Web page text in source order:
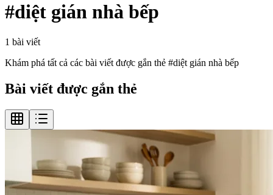
#diệt gián nhà bếp
1 bài viết
Khám phá tất cả các bài viết được gắn thẻ #diệt gián nhà bếp
Bài viết được gắn thẻ